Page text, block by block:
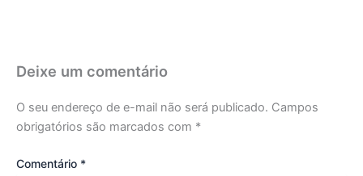
Deixe um comentário
O seu endereço de e-mail não será publicado. Campos
obrigatórios são marcados com *
Comentário *